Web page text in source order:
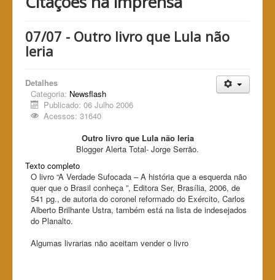
07/07 - Outro livro que Lula não
leria
Detalhes
Categoria: Newsflash
Publicado: 06 Julho 2006
Acessos: 31640
Outro livro que Lula não leria
Blogger Alerta Total- Jorge Serrão.
Texto completo
O livro “A Verdade Sufocada – A história que a esquerda não
quer que o Brasil conheça ”, Editora Ser, Brasília, 2006, de
541 pg., de autoria do coronel reformado do Exército, Carlos
Alberto Brilhante Ustra, também está na lista de indesejados
do Planalto.
Algumas livrarias não aceitam vender o livro